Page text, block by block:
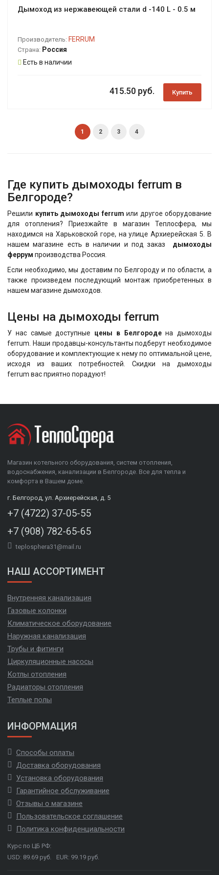
Дымоход из нержавеющей стали d -140 L - 0.5 м
Производитель: FERRUM
Страна: Россия
Есть в наличии
415.50 руб. Купить
1 2 3 4
Где купить дымоходы ferrum в
Белгороде?
Решили купить дымоходы ferrum или другое оборудование
для отопления? Приезжайте в магазин Теплосфера, мы
находимся на Харьковской горе, на улице Архиерейская 5. В
нашем магазине есть в наличии и под заказ дымоходы
феррум производства Россия.
Если необходимо, мы доставим по Белгороду и по области, а
также произведем последующий монтаж приобретенных в
нашем магазине дымоходов.
Цены на дымоходы ferrum
У нас самые доступные цены в Белгородена дымоходы
ferrum. Наши продавцы-консультанты подберут необходимое
оборудование и комплектующие к нему по оптимальной цене,
исходя из ваших потребностей. Скидки на дымоходы
ferrum вас приятно порадуют!
Магазин котельного оборудования, систем отопления,
водоснабжения, канализации в Белгороде. Все для тепла и
комфорта в Вашем доме.
г. Белгород, ул. Архиерейская, д. 5
+7 (4722) 37-05-55
+7 (908) 782-65-65
teplosphera31@mail.ru
НАШ АССОРТИМЕНТ
Внутренняя канализация
Газовые колонки
Климатическое оборудование
Наружная канализация
Трубы и фитинги
Циркуляционные насосы
Котлы отопления
Радиаторы отопления
Теплые полы
ИНФОРМАЦИЯ
Способы оплаты
Доставка оборудования
Установка оборудования
Гарантийное обслуживание
Отзывы о магазине
Пользовательское соглашение
Политика конфиденциальности
Курс по ЦБ РФ:
USD: 89.69 руб.
EUR: 99.19 руб.